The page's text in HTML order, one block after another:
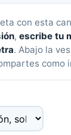
con esta
, escribe tu
. Abajo la
como